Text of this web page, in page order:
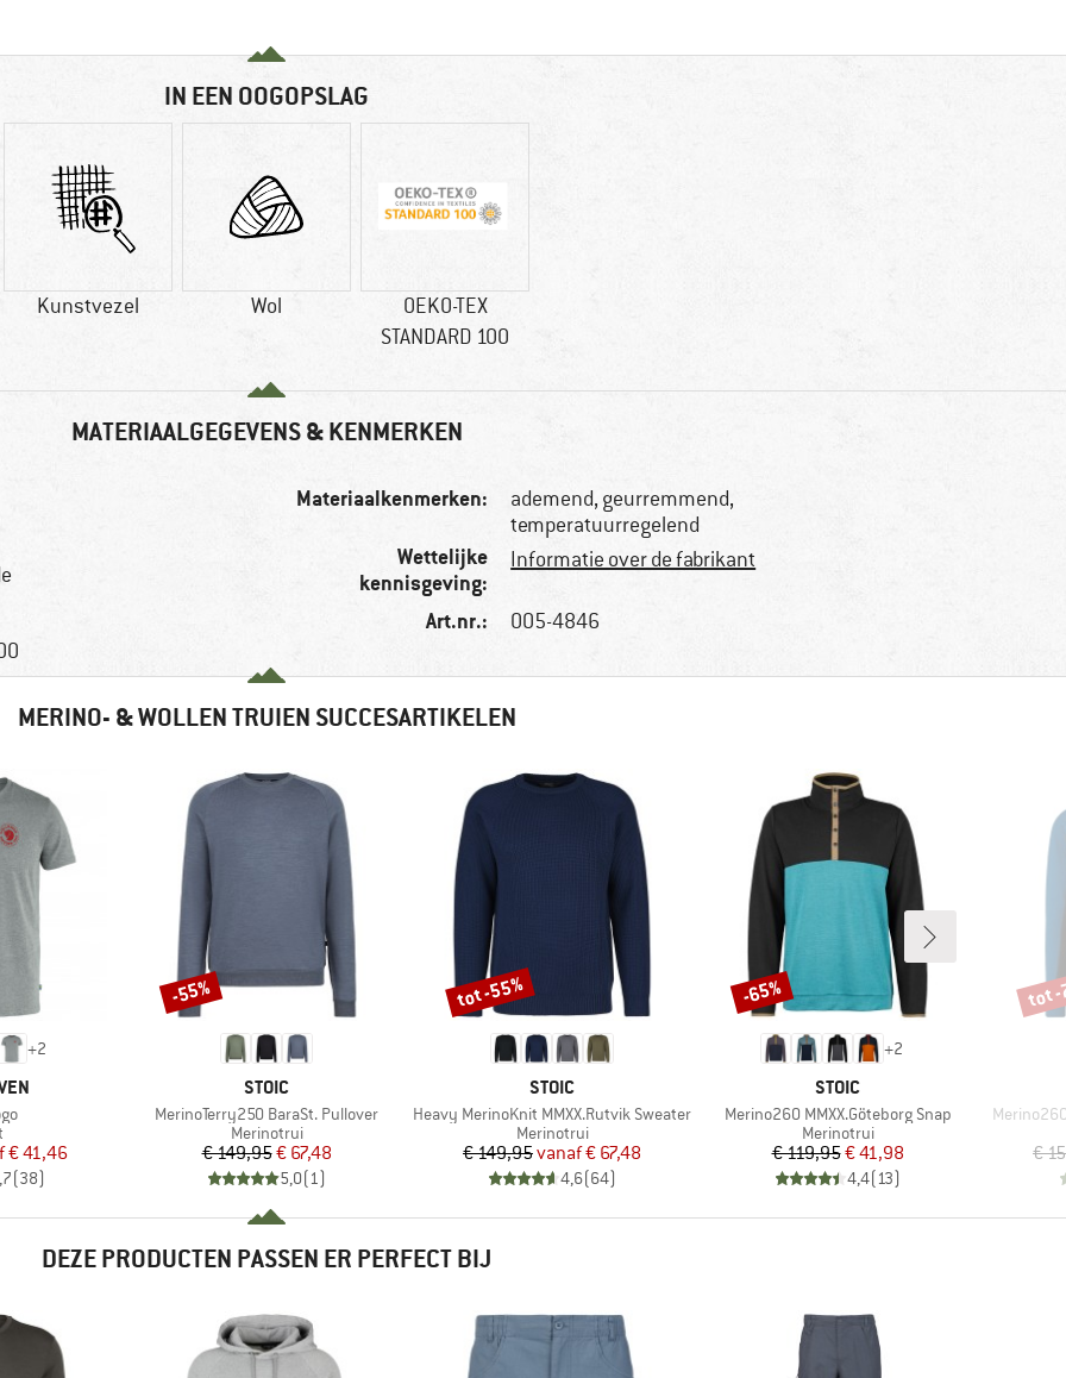
IN EEN OOGOPSLAG
Kunstvezel Wol
OEKO-TEX
STANDARD 100
MATERIAALGEGEVENS & KENMERKEN
Materiaalkenmerken:
ademend, geurremmend,
temperatuurregelend
Wettelijke
kennisgeving:
Informatie over de fabrikant
Art.nr.: 005-4846
MERINO- & WOLLEN TRUIEN SUCCESARTIKELEN
+2
prijs
€ 41,46
(38)
MERK
STOIC
Artikel
MerinoTerry250 BaraSt. Pullover
Productgroep
Merinotrui
Prijs
€ 149,95Verlaagde prijs
€ 67,48
5,0(1)
Korting
-55%
MERK
STOIC
Artikel
Heavy MerinoKnit MMXX.Rutvik Sweater
Productgroep
Merinotrui
Prijs
€ 149,95 Verlaagde prijs
vanaf€ 67,48
4,6(64)
Korting
tot -55%
+2
MERK
STOIC
Artikel
Merino260 MMXX.Göteborg Snap
Productgroep
Merinotrui
Prijs
€ 119,95Verlaagde prijs
€ 41,98
4,4(13)
Korting
-65%
Artikel
€
tot
DEZE PRODUCTEN PASSEN ER PERFECT BIJ